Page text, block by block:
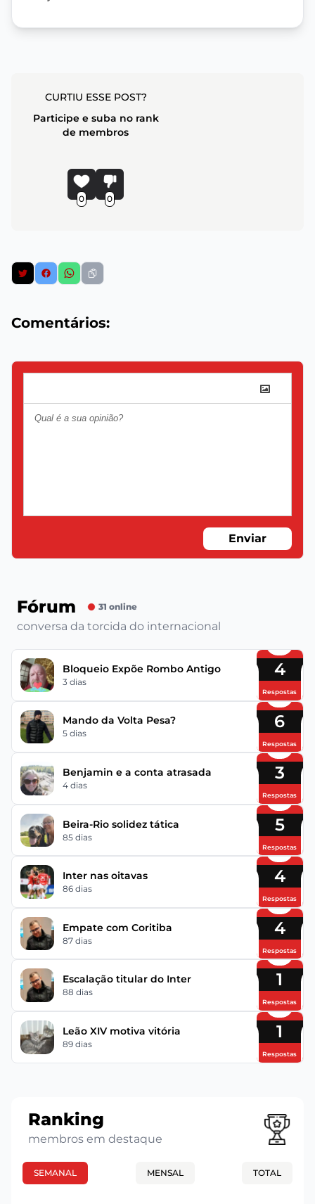
CURTIU ESSE POST?
Participe e suba no rank
de membros
0 0
Comentários:
Enviar
Fórum 31 online
conversa da torcida do internacional
Bloqueio Expõe Rombo Antigo
3 dias
4
Respostas
Mando da Volta Pesa?
5 dias
6
Respostas
Benjamin e a conta atrasada
4 dias
3
Respostas
Beira-Rio solidez tática
85 dias
5
Respostas
Inter nas oitavas
86 dias
4
Respostas
Empate com Coritiba
87 dias
4
Respostas
Escalação titular do Inter
88 dias
1
Respostas
Leão XIV motiva vitória
89 dias
1
Respostas
Ranking
membros em destaque
SEMANAL MENSAL TOTAL